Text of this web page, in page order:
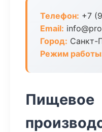
Телефон: +7
Email:
Город: Санкт-
Режим
Пищевое